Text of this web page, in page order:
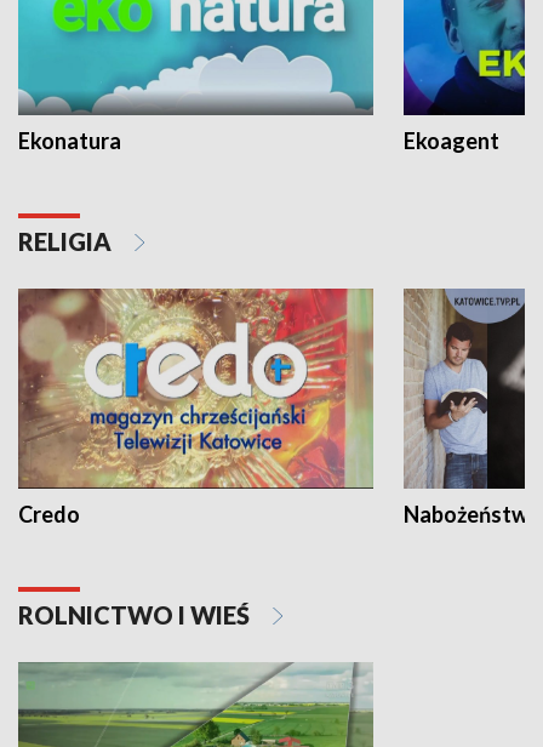
Ekonatura Ekoagent
RELIGIA
Credo
ROLNICTWO I WIEŚ